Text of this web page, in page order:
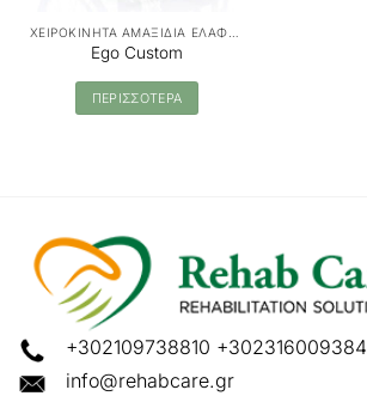
Ego Custom
ΠΕΡΙΣΣΟΤΕΡΑ
+302109738810 +302316009384
info@rehabcare.gr